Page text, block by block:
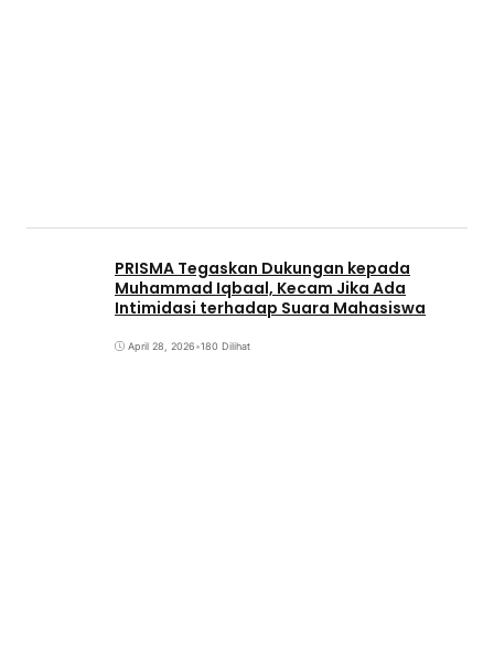
PRISMA Tegaskan Dukungan kepada
Muhammad Iqbaal, Kecam Jika Ada
Intimidasi terhadap Suara Mahasiswa
April 28, 2026•180 Dilihat